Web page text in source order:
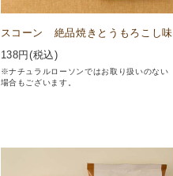
スコーン 絶品焼きとうもろこし味
138円(税込)
※ナチュラルローソンではお取り扱いのない
場合もございます。